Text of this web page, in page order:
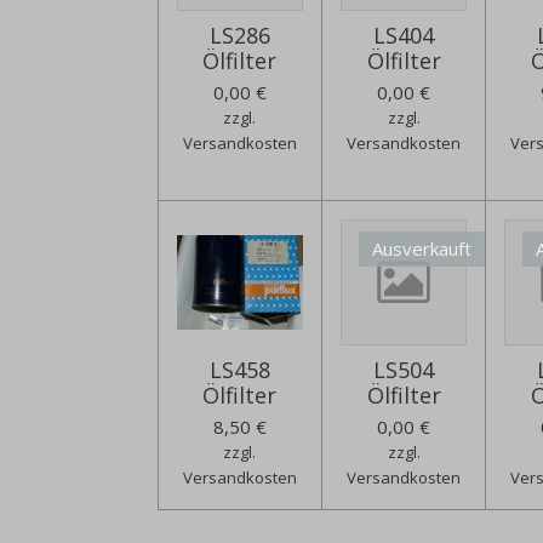
LS286
Ölfilter
0,00 €
zzgl.
Versandkosten
LS404
Ölfilter
0,00 €
zzgl.
Versandkosten
LS458
Ölfilter
8,50 €
zzgl.
Versandkosten
Ausverkauft
LS504
Ölfilter
0,00 €
zzgl.
Versandkosten